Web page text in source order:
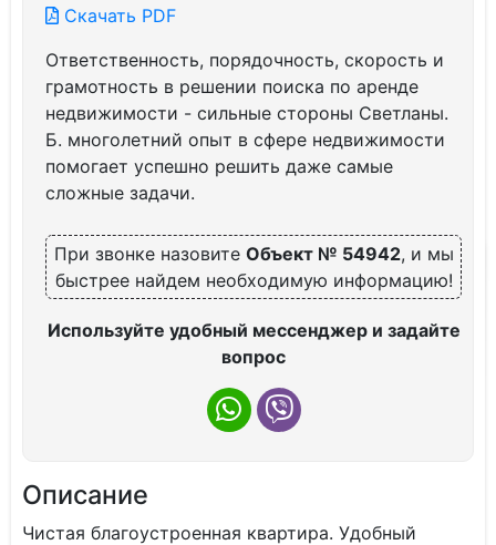
Скачать PDF
Ответственность, порядочность, скорость и
грамотность в решении поиска по аренде
недвижимости - сильные стороны Светланы.
Б. многолетний опыт в сфере недвижимости
помогает успешно решить даже самые
сложные задачи.
При звонке назовите Объект № 54942, и мы
быстрее найдем необходимую информацию!
Используйте удобный мессенджер и задайте
вопрос
Описание
Чистая благоустроенная квартира. Удобный